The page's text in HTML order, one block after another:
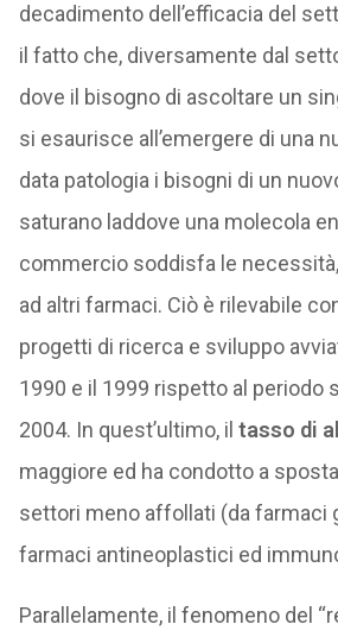
decadimento dell’efficacia del
il fatto che, diversamente dal
dove il bisogno di ascoltare un
si esaurisce all’emergere di una
data patologia i bisogni di un
saturano laddove una molecola
commercio soddisfa le
ad altri farmaci. Ciò è rilevabile
progetti di ricerca e sviluppo
1990 e il 1999 rispetto al periodo
2004. In quest’ultimo, il tasso di
maggiore ed ha condotto a
settori meno affollati (da farmaci
farmaci antineoplastici ed
Parallelamente, il fenomeno del